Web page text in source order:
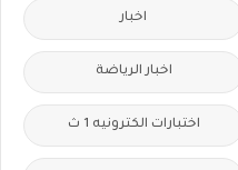
اخبار
اخبار الرياضة
اختبارات الكترونيه 1 ث